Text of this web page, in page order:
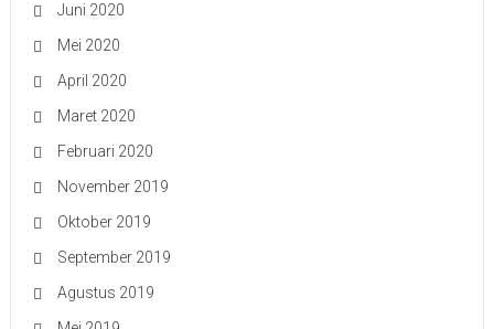
Juni 2020
Mei 2020
April 2020
Maret 2020
Februari 2020
November 2019
Oktober 2019
September 2019
Agustus 2019